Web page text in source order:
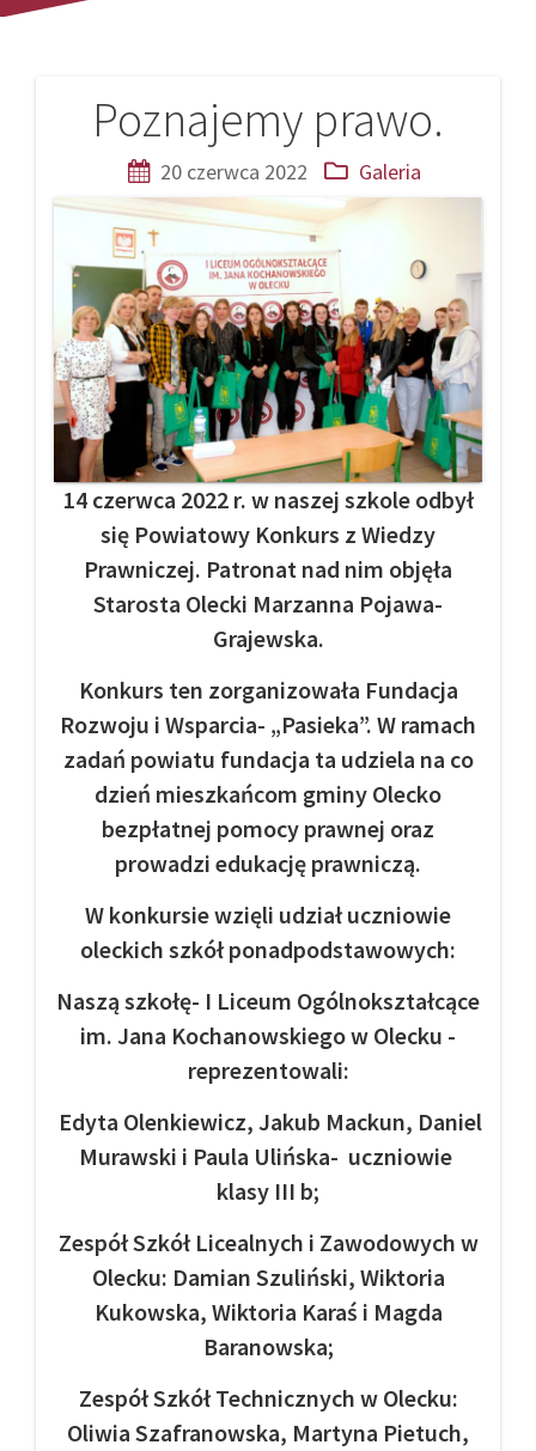
Poznajemy prawo.
20 czerwca 2022 Galeria
14 czerwca 2022 r. w naszej szkole odbył
się Powiatowy Konkurs z Wiedzy
Prawniczej. Patronat nad nim objęła
Starosta Olecki Marzanna Pojawa-
Grajewska.
Konkurs ten zorganizowała Fundacja
Rozwoju i Wsparcia- „Pasieka”. W ramach
zadań powiatu fundacja ta udziela na co
dzień mieszkańcom gminy Olecko
bezpłatnej pomocy prawnej oraz
prowadzi edukację prawniczą.
W konkursie wzięli udział uczniowie
oleckich szkół ponadpodstawowych:
Naszą szkołę- I Liceum Ogólnokształcące
im. Jana Kochanowskiego w Olecku -
reprezentowali:
Edyta Olenkiewicz, Jakub Mackun, Daniel
Murawski i Paula Ulińska- uczniowie
klasy III b;
Zespół Szkół Licealnych i Zawodowych w
Olecku: Damian Szuliński, Wiktoria
Kukowska, Wiktoria Karaś i Magda
Baranowska;
Zespół Szkół Technicznych w Olecku:
Oliwia Szafranowska, Martyna Pietuch,
Nawigacja
wpisu